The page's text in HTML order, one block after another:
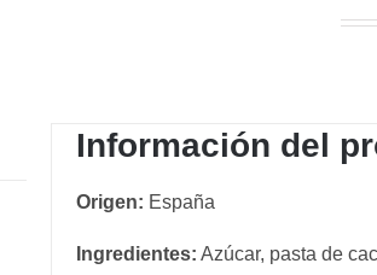
Información del
Origen: España
Ingredientes: Azúcar, pasta de